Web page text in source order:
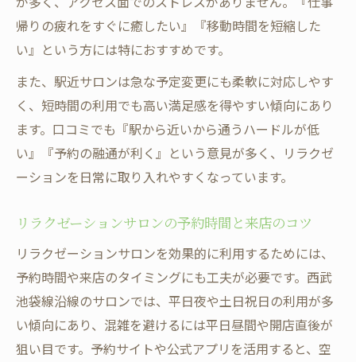
帰りの疲れをすぐに癒したい』『移動時間を短縮した
い』という方には特におすすめです。
また、駅近サロンは急な予定変更にも柔軟に対応しやす
く、短時間の利用でも高い満足感を得やすい傾向にあり
ます。口コミでも『駅から近いから通うハードルが低
い』『予約の融通が利く』という意見が多く、リラクゼ
ーションを日常に取り入れやすくなっています。
リラクゼーションサロンの予約時間と来店のコツ
リラクゼーションサロンを効果的に利用するためには、
予約時間や来店のタイミングにも工夫が必要です。西武
池袋線沿線のサロンでは、平日夜や土日祝日の利用が多
い傾向にあり、混雑を避けるには平日昼間や開店直後が
狙い目です。予約サイトや公式アプリを活用すると、空